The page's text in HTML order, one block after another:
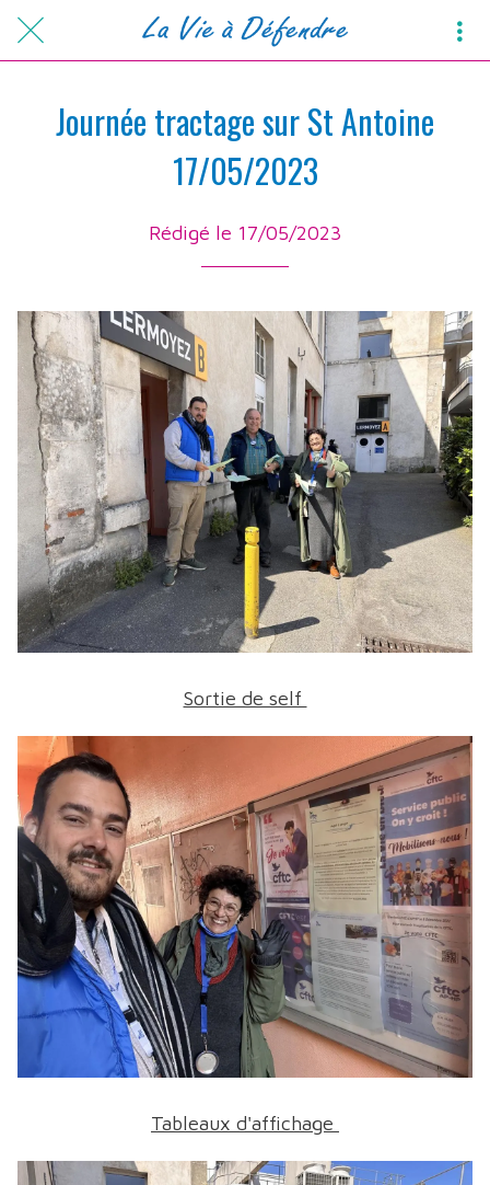
Journée tractage sur St Antoine
17/05/2023
Rédigé le 17/05/2023
Sortie de self
Tableaux d'affichage